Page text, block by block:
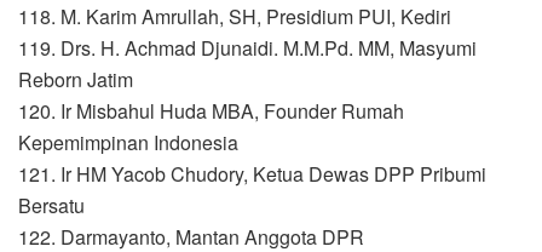
118. M. Karim Amrullah, SH, Presidium PUI, Kediri
119. Drs. H. Achmad Djunaidi. M.M.Pd. MM, Masyumi
Reborn Jatim
120. Ir Misbahul Huda MBA, Founder Rumah
Kepemimpinan Indonesia
121. Ir HM Yacob Chudory, Ketua Dewas DPP Pribumi
Bersatu
122. Darmayanto, Mantan Anggota DPR